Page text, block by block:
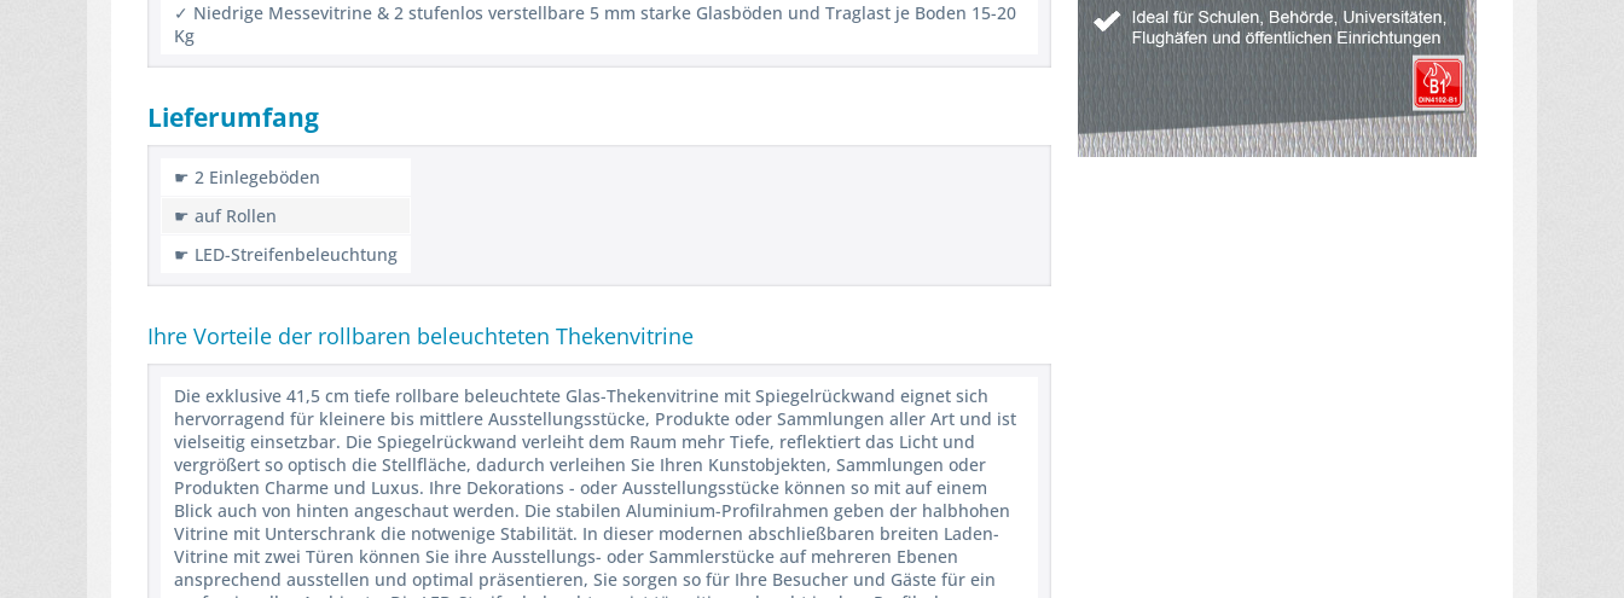
✓ Niedrige Messevitrine & 2 stufenlos verstellbare 5 mm starke Glasböden und Traglast je Boden 15-20
Kg
Lieferumfang
☛ 2 Einlegeböden
☛ auf Rollen
☛ LED-Streifenbeleuchtung
Ihre Vorteile der rollbaren beleuchteten Thekenvitrine
Die exklusive 41,5 cm tiefe rollbare beleuchtete Glas-Thekenvitrine mit Spiegelrückwand eignet sich
hervorragend für kleinere bis mittlere Ausstellungsstücke, Produkte oder Sammlungen aller Art und ist
vielseitig einsetzbar. Die Spiegelrückwand verleiht dem Raum mehr Tiefe, reflektiert das Licht und
vergrößert so optisch die Stellfläche, dadurch verleihen Sie Ihren Kunstobjekten, Sammlungen oder
Produkten Charme und Luxus. Ihre Dekorations - oder Ausstellungsstücke können so mit auf einem
Blick auch von hinten angeschaut werden. Die stabilen Aluminium-Profilrahmen geben der halbhohen
Vitrine mit Unterschrank die notwenige Stabilität. In dieser modernen abschließbaren breiten Laden-
Vitrine mit zwei Türen können Sie ihre Ausstellungs- oder Sammlerstücke auf mehreren Ebenen
ansprechend ausstellen und optimal präsentieren, Sie sorgen so für Ihre Besucher und Gäste für ein